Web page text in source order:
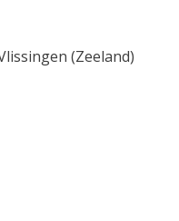
(Zeeland)